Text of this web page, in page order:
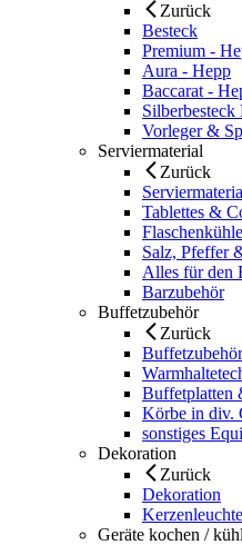
Zurück
Besteck
Premium -
Aura - Hepp
Baccarat -
Vorleger &
Serviermaterial
Zurück
Tablettes &
Salz, Pfeffer
Alles für den
Barzubehör
Buffetzubehör
Zurück
Buffetzubehör
Buffetplatten
Körbe in div.
sonstiges
Dekoration
Zurück
Dekoration
Geräte kochen /